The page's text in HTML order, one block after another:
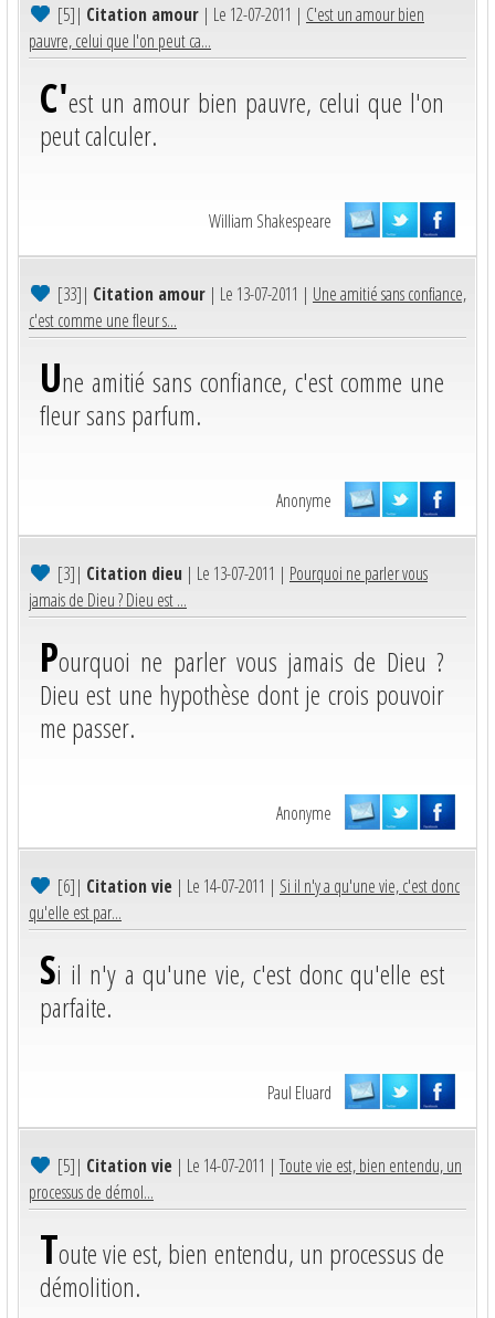
[5]| Citation amour | Le 12-07-2011 | C'est un amour bien
pauvre, celui que l'on peut ca...
C'est un amour bien pauvre, celui que l'on
peut calculer.
William Shakespeare
[33]| Citation amour | Le 13-07-2011 | Une amitié sans confiance,
c'est comme une fleur s...
Une amitié sans confiance, c'est comme une
fleur sans parfum.
Anonyme
[3]| Citation dieu | Le 13-07-2011 | Pourquoi ne parler vous
jamais de Dieu ? Dieu est ...
Pourquoi ne parler vous jamais de Dieu ?
Dieu est une hypothèse dont je crois pouvoir
me passer.
Anonyme
[6]| Citation vie | Le 14-07-2011 | Si il n'y a qu'une vie, c'est donc
qu'elle est par...
Si il n'y a qu'une vie, c'est donc qu'elle est
parfaite.
Paul Eluard
[5]| Citation vie | Le 14-07-2011 |Toute vie est, bien entendu, un
processus de démol...
Toute vie est, bien entendu, un processus de
démolition.